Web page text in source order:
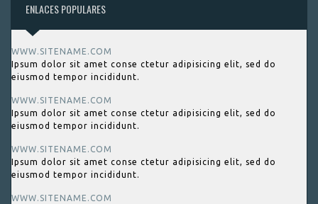
ENLACES POPULARES
WWW.SITENAME.COM
Ipsum dolor sit amet conse ctetur adipisicing elit, sed do
eiusmod tempor incididunt.
WWW.SITENAME.COM
Ipsum dolor sit amet conse ctetur adipisicing elit, sed do
eiusmod tempor incididunt.
WWW.SITENAME.COM
Ipsum dolor sit amet conse ctetur adipisicing elit, sed do
eiusmod tempor incididunt.
WWW.SITENAME.COM